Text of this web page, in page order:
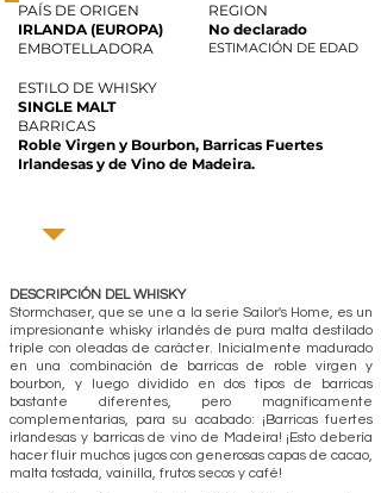
PAÍS DE ORIGEN
IRLANDA (EUROPA)
EMBOTELLADORA
REGION
No declarado
ESTIMACIÓN DE EDAD
ESTILO DE WHISKY
SINGLE MALT
BARRICAS
Roble Virgen y Bourbon, Barricas Fuertes
Irlandesas y de Vino de Madeira.
DESCRIPCIÓN DEL WHISKY
Stormchaser, que se une a la serie Sailor's Home, es un
impresionante whisky irlandés de pura malta destilado
triple con oleadas de carácter. Inicialmente madurado
en una combinación de barricas de roble virgen y
bourbon, y luego dividido en dos tipos de barricas
bastante diferentes, pero magníficamente
complementarias, para su acabado: ¡Barricas fuertes
irlandesas y barricas de vino de Madeira! ¡Esto debería
hacer fluir muchos jugos con generosas capas de cacao,
malta tostada, vainilla, frutos secos y café!